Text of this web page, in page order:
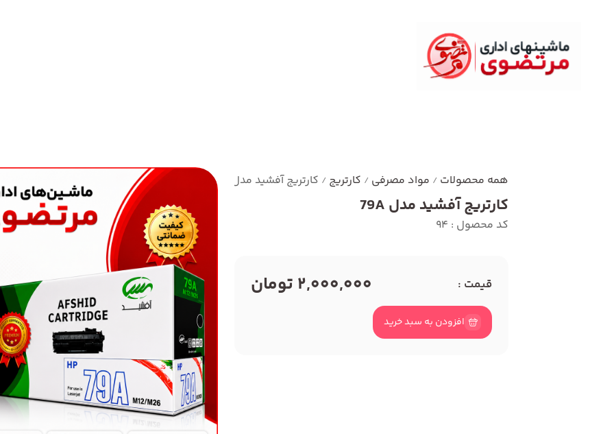
همه محصولات / مواد مصرفی / کارتریج / کارتریج آفشید مدل 79A
کارتریج آفشید مدل 79A
کد محصول : 94
قیمت : 2,000,000 تومان
افزودن به سبد خرید